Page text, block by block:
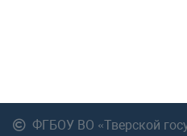
ФГБОУ ВО «Тверской